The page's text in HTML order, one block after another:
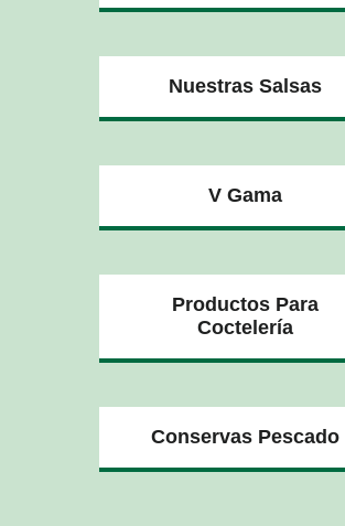
Nuestras Salsas
V Gama
Productos Para
Coctelería
Conservas Pescado